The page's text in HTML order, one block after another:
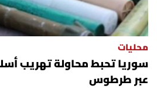
محليات
سوريا تحبط محاولة تهريب
عبر طرطوس